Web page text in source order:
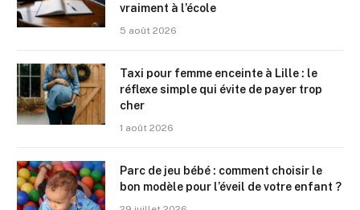
vraiment à l’école
5 août 2026
Taxi pour femme enceinte à Lille : le
réflexe simple qui évite de payer trop
cher
1 août 2026
Parc de jeu bébé : comment choisir le
bon modèle pour l’éveil de votre enfant ?